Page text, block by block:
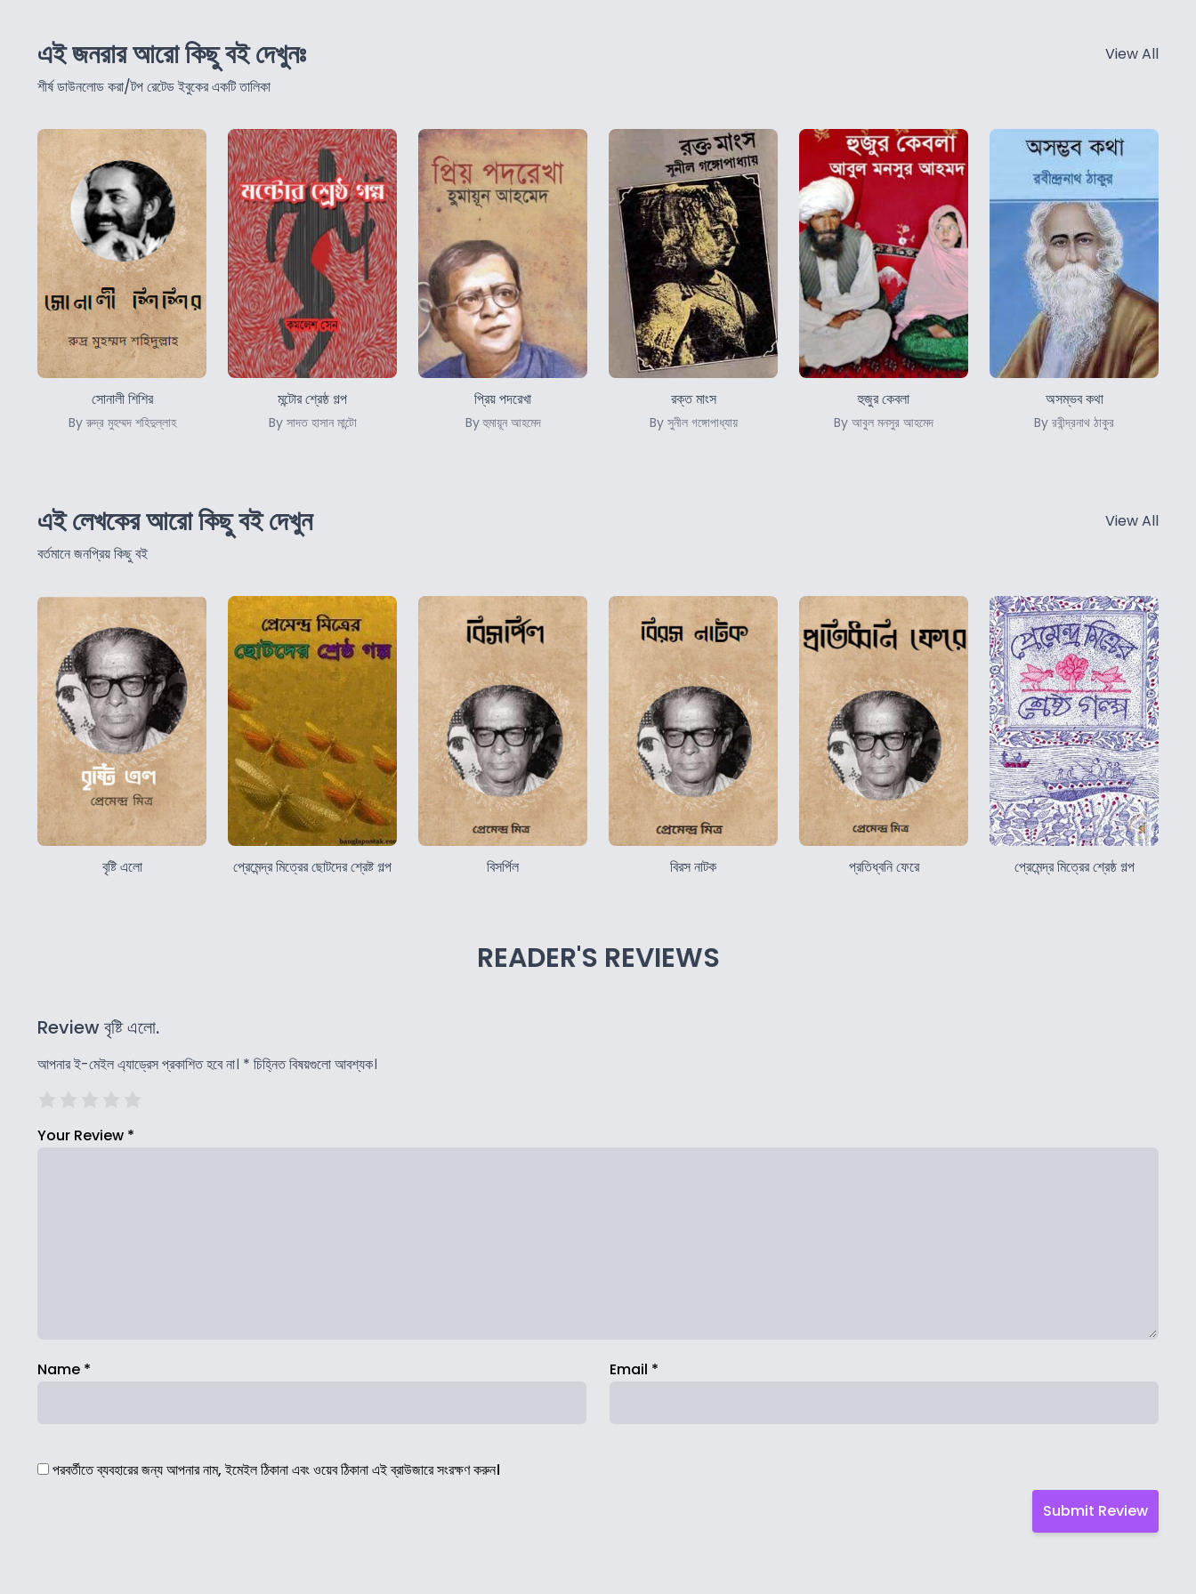
এই জনরার আরো কিছু বই দেখুনঃ
শীর্ষ ডাউনলোড করা/টপ রেটেড ইবুকের একটি তালিকা
View All
সোনালী শিশির
By রুদ্র মুহম্মদ শহিদুল্লাহ
মন্টোর শ্রেষ্ঠ গল্প
By সাদত হাসান মান্টো
প্রিয় পদরেখা
By হুমায়ূন আহমেদ
রক্ত মাংস
By সুনীল গঙ্গোপাধ্যায়
হুজুর কেবলা
By আবুল মনসুর আহমেদ
অসম্ভব কথা
By রবীন্দ্রনাথ ঠাকুর
এই লেখকের আরো কিছু বই দেখুন
বর্তমানে জনপ্রিয় কিছু বই
View All
বৃষ্টি এলো প্রেমেন্দ্র মিত্রের ছোটদের শ্রেষ্ট গল্প বিসর্পিল বিরস নাটক প্রতিধ্বনি ফেরে প্রেমেন্দ্র মিত্রের শ্রেষ্ঠ গল্প
READER'S REVIEWS
Review বৃষ্টি এলো.
আপনার ই-মেইল এ্যাড্রেস প্রকাশিত হবে না। * চিহ্নিত বিষয়গুলো আবশ্যক।
Your Review *
Name * Email *
পরবর্তীতে ব্যবহারের জন্য আপনার নাম, ইমেইল ঠিকানা এবং ওয়েব ঠিকানা এই ব্রাউজারে সংরক্ষণ করুন।